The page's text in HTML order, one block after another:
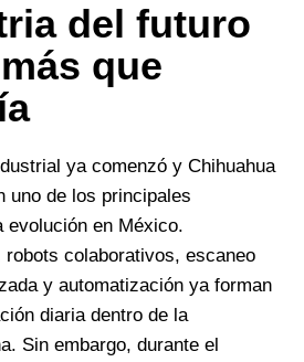
del futuro
que
ya comenzó y Chihuahua
uno de los principales
evolución en México.
robots colaborativos, escaneo
y automatización ya forman
diaria dentro de la
Sin embargo, durante el